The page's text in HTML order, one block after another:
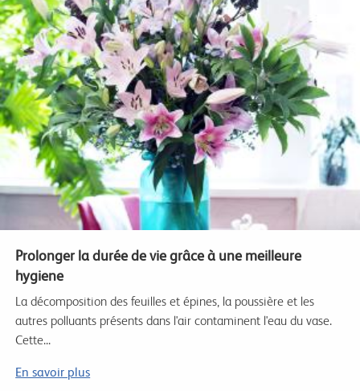
Prolonger la durée de vie grâce à une meilleure
hygiene
La décomposition des feuilles et épines, la poussière et les
autres polluants présents dans l'air contaminent l'eau du vase.
Cette...
En savoir plus